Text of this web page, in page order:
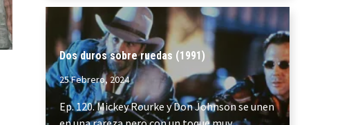
Dos duros sobre ruedas (1991)
25 Febrero, 2024
Ep. 120. Mickey Rourke y Don Johnson se unen